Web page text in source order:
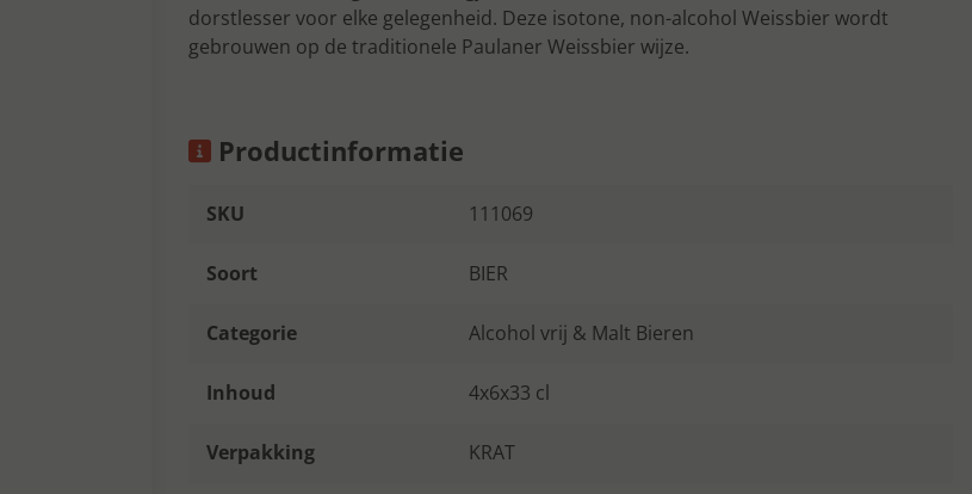
dorstlesser voor elke gelegenheid. Deze isotone, non-alcohol Weissbier wordt
gebrouwen op de traditionele Paulaner Weissbier wijze.
Productinformatie
SKU 111069
Soort BIER
Categorie Alcohol vrij & Malt Bieren
Inhoud 4x6x33 cl
Verpakking KRAT